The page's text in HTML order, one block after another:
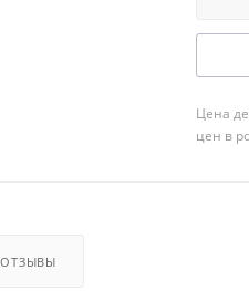
Цена
цен в
ОТЗЫВЫ